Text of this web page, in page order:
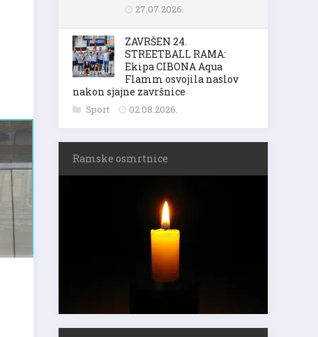
27.07.2026.
ZAVRŠEN 24.
STREETBALL RAMA:
Ekipa CIBONA Aqua
Flamm osvojila naslov
nakon sjajne završnice
Sport 02.08.2026.
Ramske osmrtnice